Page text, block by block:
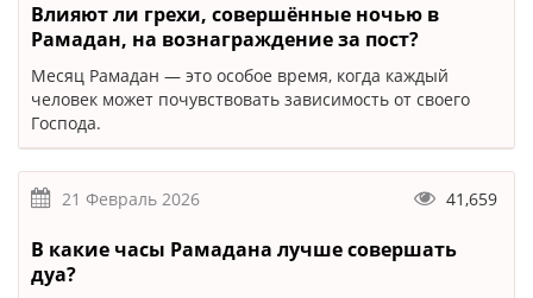
Влияют ли грехи, совершённые ночью в
Рамадан, на вознаграждение за пост?
Месяц Рамадан — это особое время, когда каждый
человек может почувствовать зависимость от своего
Господа.
21 Февраль 2026 41,659
В какие часы Рамадана лучше совершать
дуа?